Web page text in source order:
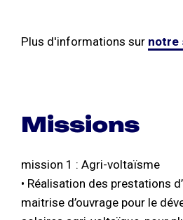
Plus d'informations sur notre
Missions
mission 1 : Agri-voltaïsme
• Réalisation des prestations
maitrise d’ouvrage pour le